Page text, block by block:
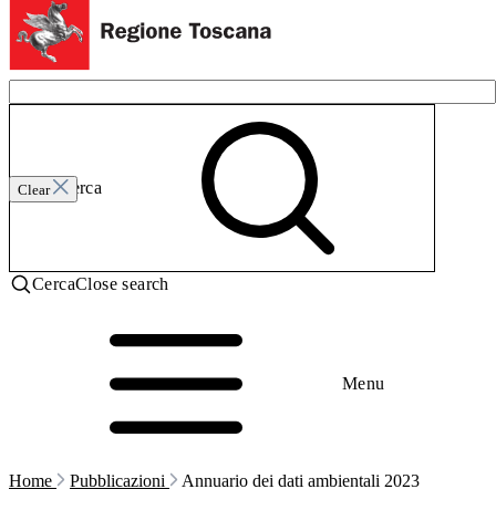
Clear
Invia ricerca
CercaClose search
Menu
Home Pubblicazioni Annuario dei dati ambientali 2023